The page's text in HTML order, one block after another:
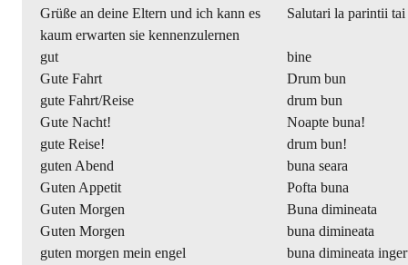
Grüße an deine Eltern und ich kann es
kaum erwarten sie kennenzulernen
Salutari la parintii tai
gut
bine
Gute Fahrt
Drum bun
gute Fahrt/Reise
drum bun
Gute Nacht!
Noapte buna!
gute Reise!
drum bun!
guten Abend
buna seara
Guten Appetit
Pofta buna
Guten Morgen
Buna dimineata
Guten Morgen
buna dimineata
guten morgen mein engel
buna dimineata